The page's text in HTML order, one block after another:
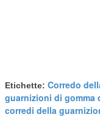
Etichette: Corredo
guarnizioni di gomma
corredi della